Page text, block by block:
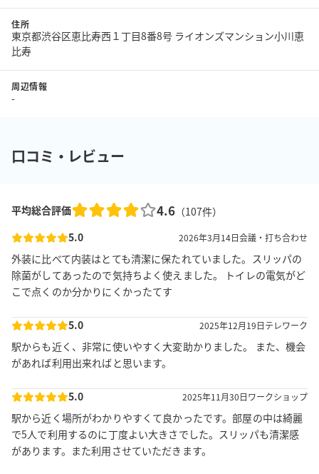
住所
東京都渋谷区恵比寿西１丁目8番8号 ライオンズマンション小川恵
比寿
周辺情報
-
口コミ・レビュー
平均総合評価 4.6（107件）
5.0
2026年3月14日会議・打ち合わせ
外装に比べて内装はとても清潔に保たれていました。スリッパの
除菌がしてあったので気持ちよく使えました。 トイレの電気がど
こで点くのか分かりにくかったてす
5.0 2025年12月19日テレワーク
駅からも近く、非常に使いやすく大変助かりました。 また、機会
があれば利用出来ればと思います。
5.0 2025年11月30日ワークショップ
駅から近く場所がわかりやすくて良かったです。部屋の中は綺麗
で5人で利用するのに丁度よい大きさでした。スリッパも清潔感
があります。また利用させていただきます。